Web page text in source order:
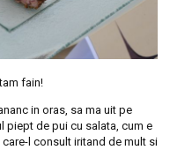
fain!
in oras, sa ma uit pe
piept de pui cu salata, cum e
l consult iritand de mult si